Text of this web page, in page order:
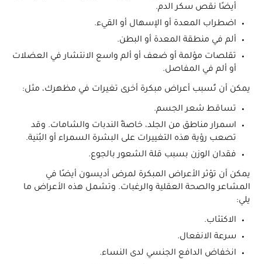
أيضًا نقص سكر الدم.
اضطراب المعدة أو الإسهال أو القيء.
ألم في منطقة المعدة أو البطن.
تقلصات مؤلمة أو ضعف أو ألم واسع الانتشار في العضلات
أو ألم في المفاصل.
يمكن أن تُسبب أعراض مبكرة أخرى تغيرات في مظهرك، مثل:
تساقط شعر الجسم.
اسمرار مناطق من الجلد، خاصةً الندبات والشامات. وقد
تصعب رؤية هذه التغييرات على البشرة السمراء أو البُنية.
فقدان الوزن بسبب قلة الشعور بالجوع.
يمكن أن تؤثر الأعراض المبكرة لمرض أديسون أيضًا في
المشاعر والصحة العقلية والرغبات. وتشمل هذه الأعراض ما
يلي:
الاكتئاب.
سرعة الانفعال.
انخفاض الدافع الجنسي لدى النساء.